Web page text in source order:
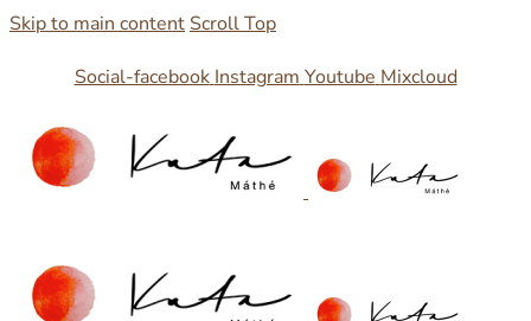
Skip to main content Scroll Top
Social-facebook Instagram Youtube Mixcloud